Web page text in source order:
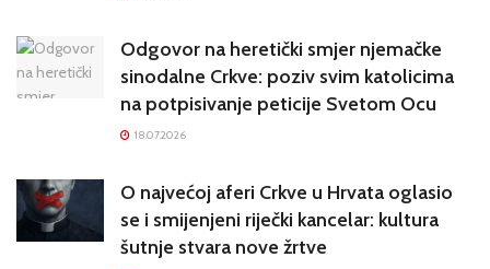
Odgovor na heretički smjer njemačke
sinodalne Crkve: poziv svim katolicima
na potpisivanje peticije Svetom Ocu
18.07.2026
O najvećoj aferi Crkve u Hrvata oglasio
se i smijenjeni riječki kancelar: kultura
šutnje stvara nove žrtve